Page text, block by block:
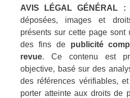
AVIS LÉGAL GÉNÉRAL :
déposées, images et
présents sur cette page sont
des fins de publicité
revue. Ce contenu est
objective, basé sur des
des références vérifiables,
porter atteinte aux droits de